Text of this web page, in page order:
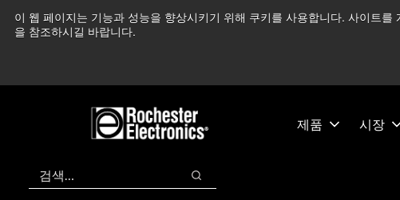
이 웹 페이지는 기능과 성능을 향상시키기 위해 쿠키를 사용합니다. 사이트
을 참조하시길 바랍니다.
츠
건
중동 지역 상황을 지속적으
제품 시장
검색
검색